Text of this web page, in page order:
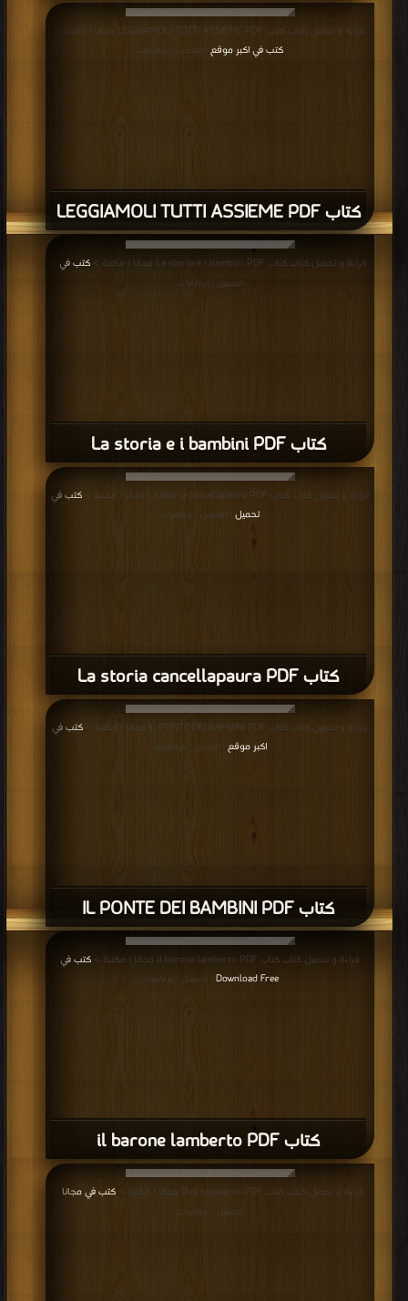
كتاب LEGGIAMOLI TUTTI ASSIEME PDF
قراءة و تحميل كتاب كتاب LEGGIAMOLI TUTTI ASSIEME PDF مجانا | مكتبة >
كتب في اكبر موقع
| التحميل : مرة/مرات
كتاب La storia e i bambini PDF
قراءة و تحميل كتاب كتاب La storia e i bambini PDF مجانا | مكتبة > كتب في
التحميل : مرة/مرات
كتاب La storia cancellapaura PDF
قراءة و تحميل كتاب كتاب La storia cancellapaura PDF مجانا | مكتبة >
كتب في
تحميل
| التحميل : مرة/مرات
كتاب IL PONTE DEI BAMBINI PDF
قراءة و تحميل كتاب كتاب IL PONTE DEI BAMBINI PDF مجانا | مكتبة >
كتب في
اكبر موقع
| التحميل : مرة/مرات
كتاب il barone lamberto PDF
قراءة و تحميل كتاب كتاب il barone lamberto PDF مجانا | مكتبة >
كتب في
Download Free | التحميل : مرة/مرات
قراءة و تحميل كتاب كتاب Due sognatori PDF مجانا | مكتبة > كتب في مجانا
التحميل : مرة/مرات